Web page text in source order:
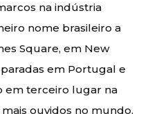
na indústria
nome brasileiro a
Square, em New
em Portugal e
em terceiro lugar na
ouvidos no mundo.